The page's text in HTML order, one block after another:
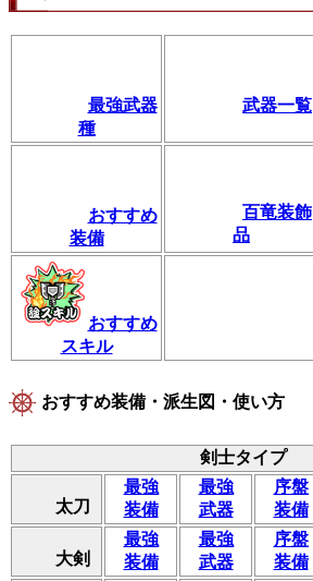
最強武器
種
武器一覧
おすすめ
装備
百竜装飾
品
おすすめ
スキル
おすすめ装備・派生図・使い方
剣士タイプ
太刀
最強
装備
最強
武器
序盤
装備
大剣
最強
装備
最強
武器
序盤
装備